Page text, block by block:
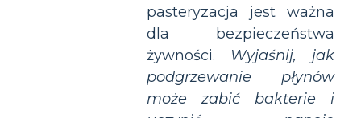
pasteryzacja jest ważna
dla bezpieczeństwa
żywności. Wyjaśnij, jak
podgrzewanie płynów
może zabić bakterie i